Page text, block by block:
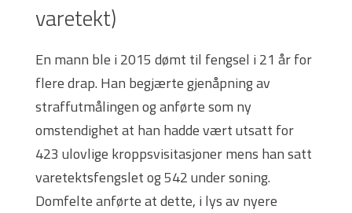
varetekt)
En mann ble i 2015 dømt til fengsel i 21 år for
flere drap. Han begjærte gjenåpning av
straffutmålingen og anførte som ny
omstendighet at han hadde vært utsatt for
423 ulovlige kroppsvisitasjoner mens han satt
varetektsfengslet og 542 under soning.
Domfelte anførte at dette, i lys av nyere